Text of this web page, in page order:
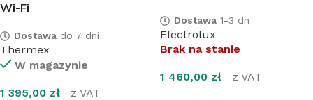
Wi-Fi
Dostawa do 7 dni
Thermex
W magazynie
1 395,00 zł z VAT
Dostawa 1-3 dn
Electrolux
Brak na stanie
1 460,00 zł z VAT